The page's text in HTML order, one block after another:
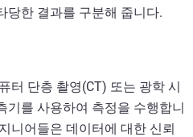
당한 결과를 구분해 줍니다.
터 단층 촬영(CT) 또는 광학 시
기를 사용하여 측정을 수행합니
니어들은 데이터에 대한 신뢰